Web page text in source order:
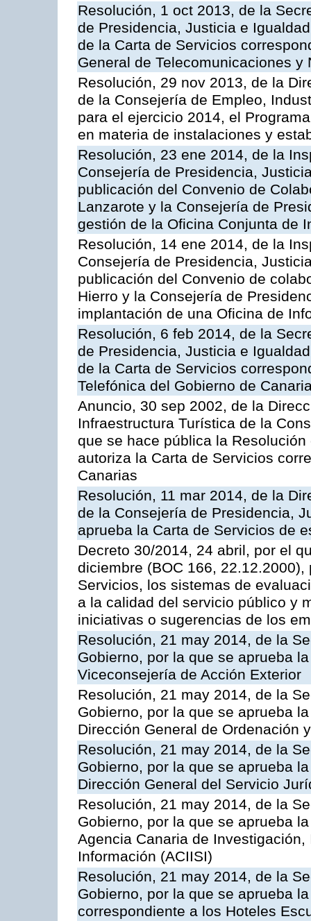
Resolución, 1 oct 2013, de la
de Presidencia, Justicia e
de la Carta de Servicios
General de Telecomunicaciones y
Resolución, 29 nov 2013, de la
de la Consejería de Empleo,
para el ejercicio 2014, el
en materia de instalaciones y
Resolución, 23 ene 2014, de la
Consejería de Presidencia,
publicación del Convenio de
Lanzarote y la Consejería de
gestión de la Oficina Conjunta de
Resolución, 14 ene 2014, de la
Consejería de Presidencia,
publicación del Convenio de
Hierro y la Consejería de
implantación de una Oficina de
Resolución, 6 feb 2014, de la
de Presidencia, Justicia e
de la Carta de Servicios
Telefónica del Gobierno de
Anuncio, 30 sep 2002, de la
Infraestructura Turística de la
que se hace pública la
autoriza la Carta de Servicios
Canarias
Resolución, 11 mar 2014, de la
de la Consejería de Presidencia,
aprueba la Carta de Servicios de
Decreto 30/2014, 24 abril, por el
diciembre (BOC 166,
Servicios, los sistemas de
a la calidad del servicio público y
iniciativas o sugerencias de los
Resolución, 21 may 2014, de la
Gobierno, por la que se aprueba
Viceconsejería de Acción Exterior
Resolución, 21 may 2014, de la
Gobierno, por la que se aprueba
Dirección General de Ordenación
Resolución, 21 may 2014, de la
Gobierno, por la que se aprueba
Dirección General del Servicio
Resolución, 21 may 2014, de la
Gobierno, por la que se aprueba
Agencia Canaria de
Información (ACIISI)
Resolución, 21 may 2014, de la
Gobierno, por la que se aprueba
correspondiente a los Hoteles